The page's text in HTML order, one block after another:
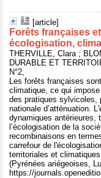
[article]
Forêts françaises
écologisation,
THERVILLE, Clara ;
DURABLE ET
N°2,
Les forêts françaises
climatique, ce qui
des pratiques sylvicoles,
nationale d’atténuation.
dynamiques antérieures,
l’écologisation de la
recombinaisons en
carrefour de
territoriales et
(Pyrénées ariégeoises,
https://